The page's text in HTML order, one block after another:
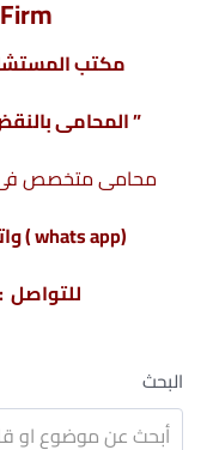
مكتب
” المحامى
محامى متخصص فى
(whats app ) واتس أب : 201220615243+
للتواصل :
البحث